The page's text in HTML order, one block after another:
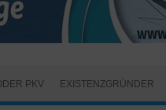
PKV EXISTENZGRÜNDER